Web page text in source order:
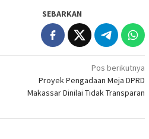
SEBARKAN
Pos berikutnya
Proyek Pengadaan Meja DPRD
Makassar Dinilai Tidak Transparan